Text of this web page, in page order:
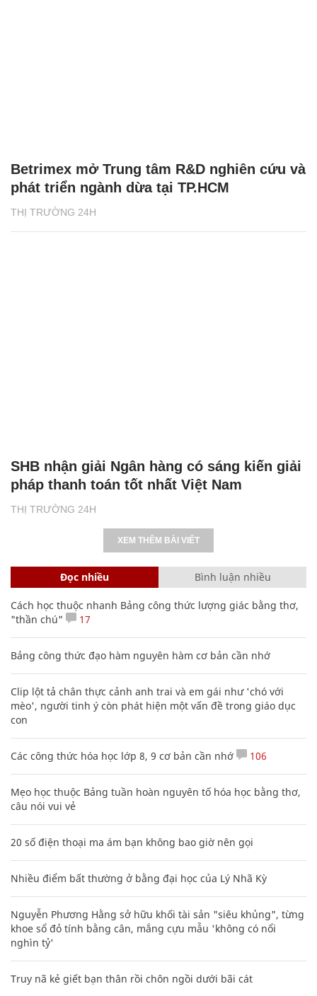
THỊ TRƯỜNG 24H
Betrimex mở Trung tâm R&D nghiên cứu và
phát triển ngành dừa tại TP.HCM
THỊ TRƯỜNG 24H
SHB nhận giải Ngân hàng có sáng kiến giải
pháp thanh toán tốt nhất Việt Nam
XEM THÊM BÀI VIẾT
Đọc nhiều Bình luận nhiều
Cách học thuộc nhanh Bảng công thức lượng giác bằng thơ,
"thần chú"
17
Bảng công thức đạo hàm nguyên hàm cơ bản cần nhớ
Clip lột tả chân thực cảnh anh trai và em gái như 'chó với
mèo', người tinh ý còn phát hiện một vấn đề trong giáo dục
con
Các công thức hóa học lớp 8, 9 cơ bản cần nhớ 106
Mẹo học thuộc Bảng tuần hoàn nguyên tố hóa học bằng thơ,
câu nói vui vẻ
20 số điện thoại ma ám bạn không bao giờ nên gọi
Nhiều điểm bất thường ở bằng đại học của Lý Nhã Kỳ
Nguyễn Phương Hằng sở hữu khối tài sản "siêu khủng", từng
khoe sổ đỏ tính bằng cân, mắng cựu mẫu 'không có nổi
nghìn tỷ'
Truy nã kẻ giết bạn thân rồi chôn ngồi dưới bãi cát